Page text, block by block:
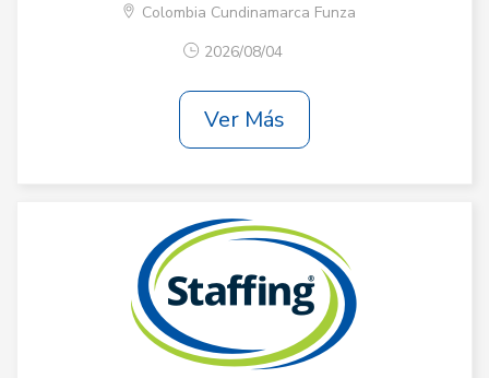
Colombia Cundinamarca Funza
2026/08/04
Ver Más